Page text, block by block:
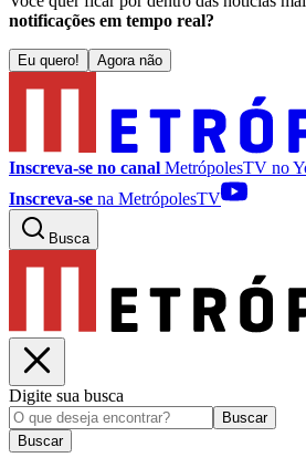
notificações em tempo real?
Eu quero! Agora não
Inscreva-se no canal MetrópolesTV no
Inscreva-se na MetrópolesTV
Busca
Digite sua busca
Buscar
Buscar